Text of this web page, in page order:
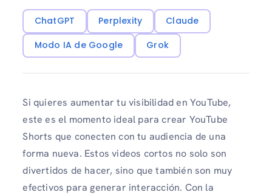
ChatGPT Perplexity
Claude
Modo IA de Google
Grok
Si quieres aumentar tu visibilidad en YouTube,
este es el momento ideal para crear YouTube
Shorts que conecten con tu audiencia de una
forma nueva. Estos videos cortos no solo son
divertidos de hacer, sino que también son muy
efectivos para generar interacción. Con la